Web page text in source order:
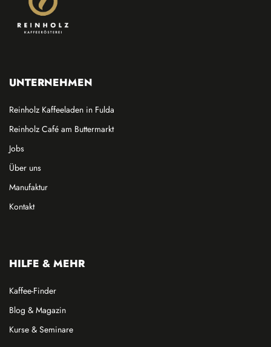
UNTERNEHMEN
Reinholz Kaffeeladen in Fulda
Reinholz Café am Buttermarkt
Jobs
Über uns
Manufaktur
Kontakt
HILFE & MEHR
Kaffee-Finder
Blog & Magazin
Kurse & Seminare